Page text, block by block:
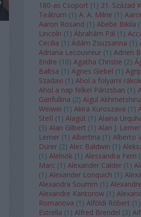
180-as Csoport (1 ) 21. Század
Teátrum (1 ) A. A. Milne (1 )
Aaron Rosand (1 ) Abebe Bikila (
Lincoln (1 ) Ábrahám Pál (1 )
Cecilia (1 ) Ádám Zsuzsanna (1 )
Adriana Lecouvreur (1 ) Adrien
Endre (10) Agatha Christie (2)
Baltsa (1 ) Agnes Giebel (1 )
Szadavi (1 ) Ahol a folyami
Ahol a nap felkel Párizsban (1 )
Garifullina (2) Aigul Akhmetshina
Weiwei (1 ) Akira Kuroszava (1 )
Stefi (1 ) Alagút (1 ) Alaina
(3) Alan Gilbert (1 ) Alan J. Lerner
Lerner (1 ) Albertina (1 ) Alberto
Dürer (2) Alec Baldwin (1 )
(1 ) Alelnök (1 ) Alessandra Ferri (
Marc (1 ) Alexander Calder (1 )
(1 ) Alexander Lonquich (1 )
Alexandra Soumm (1 )
Alexandre Kantorow (1 )
Romanova (1 ) Alföldi Róbert (1 )
Estrella (1 ) Alfred Brendel (3)